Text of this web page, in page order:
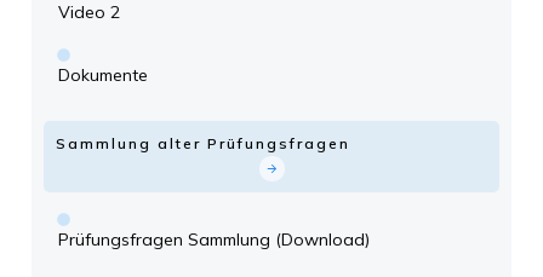
Video 2
Dokumente
Sammlung alter Prüfungsfragen
Prüfungsfragen Sammlung (Download)